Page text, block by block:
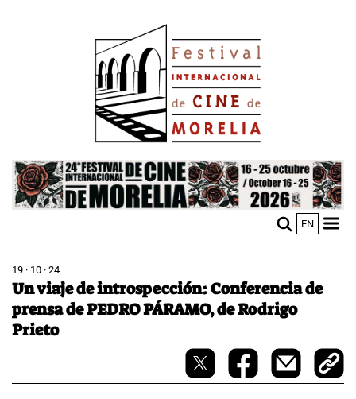
Image
EN
19 · 10 · 24
Un viaje de introspección: Conferencia de
prensa de PEDRO PÁRAMO, de Rodrigo
Prieto